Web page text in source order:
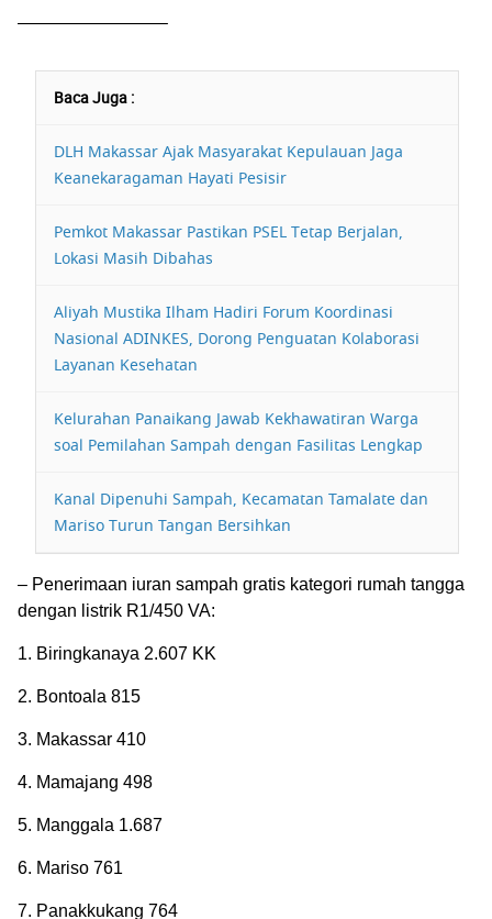
————————–
Baca Juga :
DLH Makassar Ajak Masyarakat Kepulauan Jaga
Keanekaragaman Hayati Pesisir
Pemkot Makassar Pastikan PSEL Tetap Berjalan,
Lokasi Masih Dibahas
Aliyah Mustika Ilham Hadiri Forum Koordinasi
Nasional ADINKES, Dorong Penguatan Kolaborasi
Layanan Kesehatan
Kelurahan Panaikang Jawab Kekhawatiran Warga
soal Pemilahan Sampah dengan Fasilitas Lengkap
Kanal Dipenuhi Sampah, Kecamatan Tamalate dan
Mariso Turun Tangan Bersihkan
– Penerimaan iuran sampah gratis kategori rumah tangga
dengan listrik R1/450 VA:
1. Biringkanaya 2.607 KK
2. Bontoala 815
3. Makassar 410
4. Mamajang 498
5. Manggala 1.687
6. Mariso 761
7. Panakkukang 764